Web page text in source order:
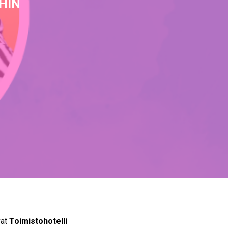
Toimistohotelli